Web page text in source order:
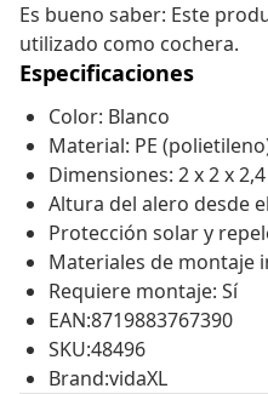
Es bueno saber: Este
utilizado como cochera.
Especificaciones
Color: Blanco
Material: PE
Dimensiones: 2 x 2 x
Altura del alero desde
Protección solar y
Materiales de montaje
Requiere montaje: Sí
EAN:8719883767390
SKU:48496
Brand:vidaXL